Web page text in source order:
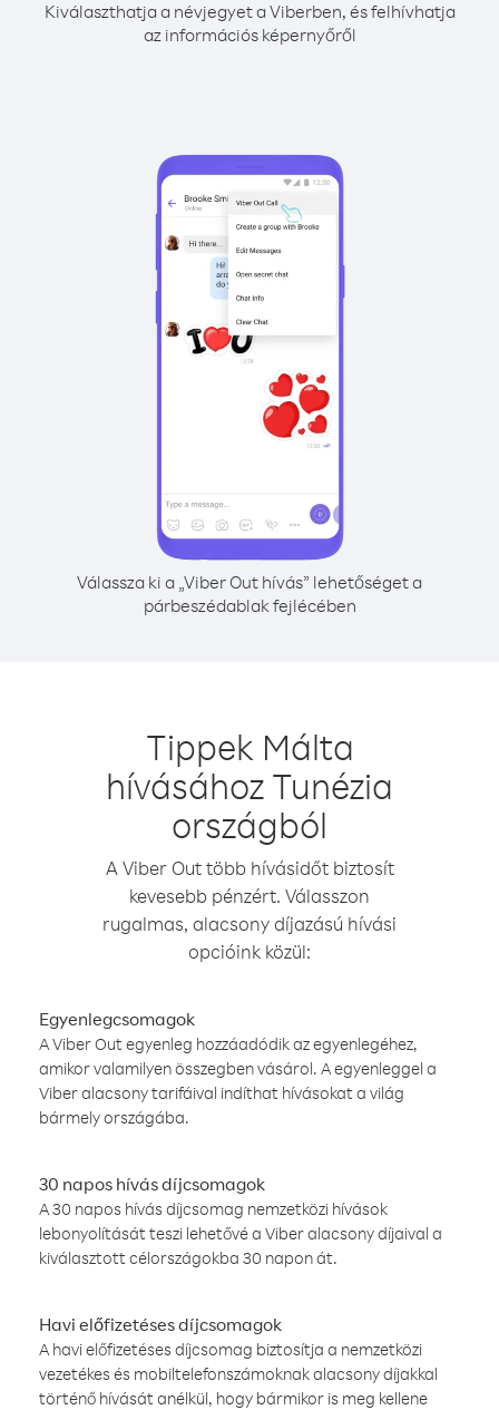
Kiválaszthatja a névjegyet a Viberben, és felhívhatja
az információs képernyőről
Válassza ki a „Viber Out hívás” lehetőséget a
párbeszédablak fejlécében
Tippek Málta
hívásához Tunézia
országból
A Viber Out több hívásidőt biztosít
kevesebb pénzért. Válasszon
rugalmas, alacsony díjazású hívási
opcióink közül:
Egyenlegcsomagok
A Viber Out egyenleg hozzáadódik az egyenlegéhez,
amikor valamilyen összegben vásárol. A egyenleggel a
Viber alacsony tarifáival indíthat hívásokat a világ
bármely országába.
30 napos hívás díjcsomagok
A 30 napos hívás díjcsomag nemzetközi hívások
lebonyolítását teszi lehetővé a Viber alacsony díjaival a
kiválasztott célországokba 30 napon át.
Havi előfizetéses díjcsomagok
A havi előfizetéses díjcsomag biztosítja a nemzetközi
vezetékes és mobiltelefonszámoknak alacsony díjakkal
történő hívását anélkül, hogy bármikor is meg kellene